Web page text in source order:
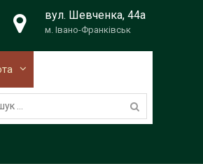
вул. Шевченка, 44a
м. Івано-Франківськ